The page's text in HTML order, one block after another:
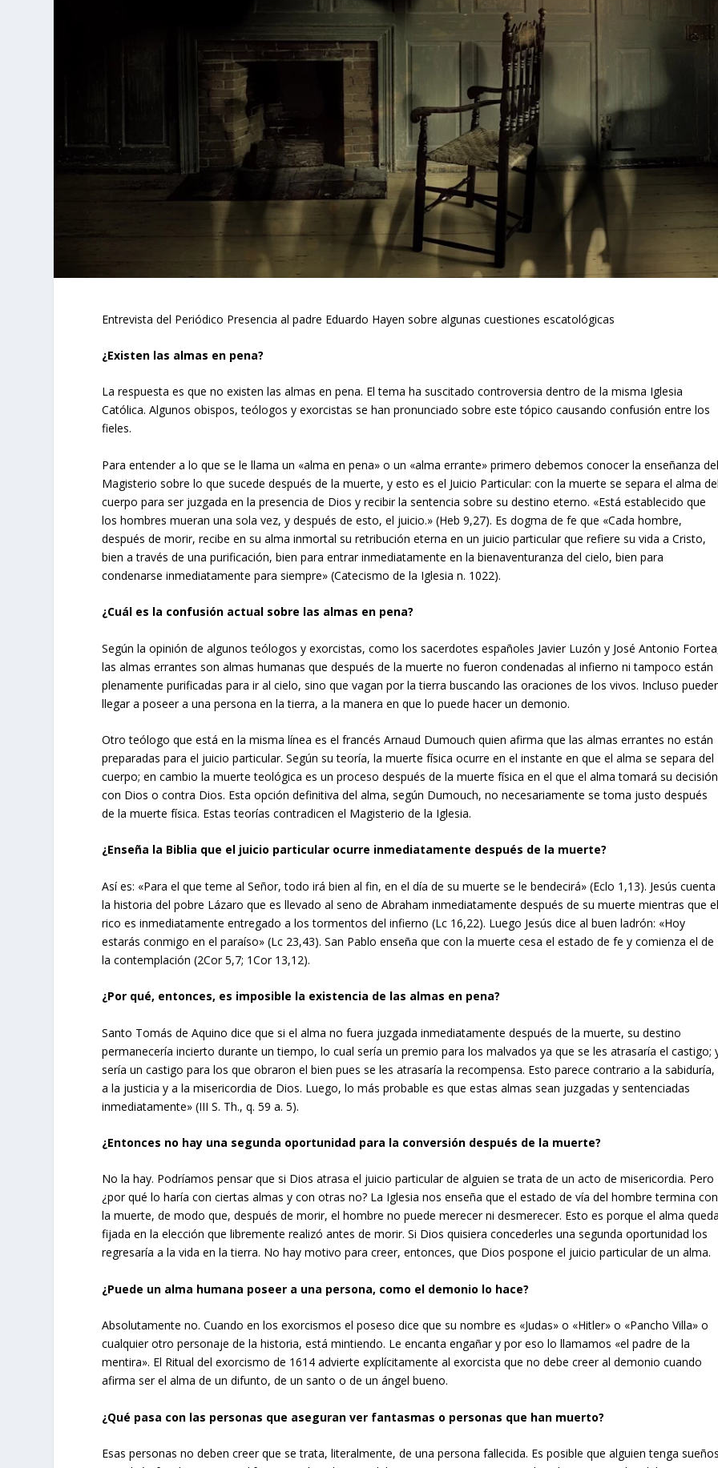
Entrevista del Periódico Presencia al padre Eduardo Hayen sobre algunas cuestiones escatológicas
¿Existen las almas en pena?
La respuesta es que no existen las almas en pena. El tema ha suscitado controversia dentro de la misma Iglesia
Católica. Algunos obispos, teólogos y exorcistas se han pronunciado sobre este tópico causando confusión entre los
fieles.
Para entender a lo que se le llama un «alma en pena» o un «alma errante» primero debemos conocer la enseñanza del
Magisterio sobre lo que sucede después de la muerte, y esto es el Juicio Particular: con la muerte se separa el alma del
cuerpo para ser juzgada en la presencia de Dios y recibir la sentencia sobre su destino eterno. «Está establecido que
los hombres mueran una sola vez, y después de esto, el juicio.» (Heb 9,27). Es dogma de fe que «Cada hombre,
después de morir, recibe en su alma inmortal su retribución eterna en un juicio particular que refiere su vida a Cristo,
bien a través de una purificación, bien para entrar inmediatamente en la bienaventuranza del cielo, bien para
condenarse inmediatamente para siempre» (Catecismo de la Iglesia n. 1022).
¿Cuál es la confusión actual sobre las almas en pena?
Según la opinión de algunos teólogos y exorcistas, como los sacerdotes españoles Javier Luzón y José Antonio
las almas errantes son almas humanas que después de la muerte no fueron condenadas al infierno ni tampoco están
plenamente purificadas para ir al cielo, sino que vagan por la tierra buscando las oraciones de los vivos. Incluso
llegar a poseer a una persona en la tierra, a la manera en que lo puede hacer un demonio.
Otro teólogo que está en la misma línea es el francés Arnaud Dumouch quien afirma que las almas errantes no están
preparadas para el juicio particular. Según su teoría, la muerte física ocurre en el instante en que el alma se separa del
cuerpo; en cambio la muerte teológica es un proceso después de la muerte física en el que el alma tomará su
con Dios o contra Dios. Esta opción definitiva del alma, según Dumouch, no necesariamente se toma justo después
de la muerte física. Estas teorías contradicen el Magisterio de la Iglesia.
¿Enseña la Biblia que el juicio particular ocurre inmediatamente después de la muerte?
Así es: «Para el que teme al Señor, todo irá bien al fin, en el día de su muerte se le bendecirá» (Eclo 1,13). Jesús cuenta
la historia del pobre Lázaro que es llevado al seno de Abraham inmediatamente después de su muerte mientras que el
rico es inmediatamente entregado a los tormentos del infierno (Lc 16,22). Luego Jesús dice al buen ladrón: «Hoy
estarás conmigo en el paraíso» (Lc 23,43). San Pablo enseña que con la muerte cesa el estado de fe y comienza el de
la contemplación (2Cor 5,7; 1Cor 13,12).
¿Por qué, entonces, es imposible la existencia de las almas en pena?
Santo Tomás de Aquino dice que si el alma no fuera juzgada inmediatamente después de la muerte, su destino
permanecería incierto durante un tiempo, lo cual sería un premio para los malvados ya que se les atrasaría el castigo;
sería un castigo para los que obraron el bien pues se les atrasaría la recompensa. Esto parece contrario a la sabiduría,
a la justicia y a la misericordia de Dios. Luego, lo más probable es que estas almas sean juzgadas y sentenciadas
inmediatamente» (III S. Th., q. 59 a. 5).
¿Entonces no hay una segunda oportunidad para la conversión después de la muerte?
No la hay. Podríamos pensar que si Dios atrasa el juicio particular de alguien se trata de un acto de misericordia. Pero
¿por qué lo haría con ciertas almas y con otras no? La Iglesia nos enseña que el estado de vía del hombre termina con
la muerte, de modo que, después de morir, el hombre no puede merecer ni desmerecer. Esto es porque el alma queda
fijada en la elección que libremente realizó antes de morir. Si Dios quisiera concederles una segunda oportunidad los
regresaría a la vida en la tierra. No hay motivo para creer, entonces, que Dios pospone el juicio particular de un alma.
¿Puede un alma humana poseer a una persona, como el demonio lo hace?
Absolutamente no. Cuando en los exorcismos el poseso dice que su nombre es «Judas» o «Hitler» o «Pancho Villa» o
cualquier otro personaje de la historia, está mintiendo. Le encanta engañar y por eso lo llamamos «el padre de la
mentira». El Ritual del exorcismo de 1614 advierte explícitamente al exorcista que no debe creer al demonio cuando
afirma ser el alma de un difunto, de un santo o de un ángel bueno.
¿Qué pasa con las personas que aseguran ver fantasmas o personas que han muerto?
Esas personas no deben creer que se trata, literalmente, de una persona fallecida. Es posible que alguien tenga sueños